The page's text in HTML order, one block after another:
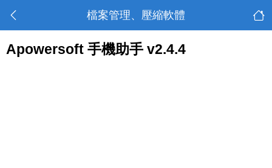
檔案管理、壓縮軟體
Apowersoft 手機助手 v2.4.4